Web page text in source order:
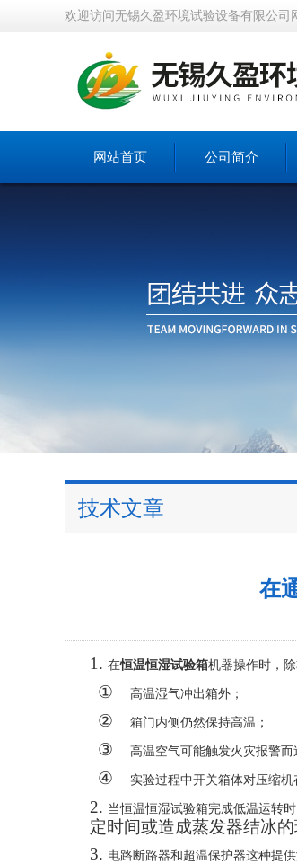
欢迎访问无锡久盈环境试验设备有限公司
网站首页 公司简介
技术文章
在
1. 在恒温恒湿试验箱机器操作时，
① 高温湿气冲出箱外 ；
② 箱门内侧仍然保持高温；
③ 高温空气可能触发火灾报警而
④ 实验过程中开关箱体对压缩
2. 当恒温恒湿试验箱完成低温运转
定时间或造成蒸发器结冰的
3. 电路断路器和超温保护器这种提